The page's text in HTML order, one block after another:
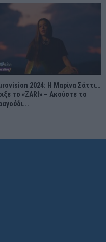
2024: Η Μαρίνα Σάττι…
το «ZARI» – Ακούστε το